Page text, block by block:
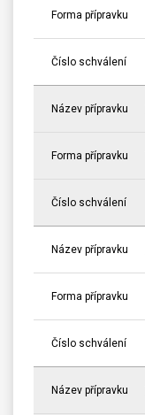
Forma přípravku
Číslo schválení
Název přípravku
Forma přípravku
Číslo schválení
Název přípravku
Forma přípravku
Číslo schválení
Název přípravku